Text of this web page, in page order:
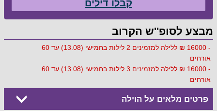
קבלו דילים
מבצע לסופ''ש הקרוב
- 16000 ₪ ללילה למזמינים 2 לילות בחמישי (13.08) עד 60
אורחים
- 16000 ₪ ללילה למזמינים 3 לילות בחמישי (13.08) עד 60
אורחים
פרטים מלאים על הוילה